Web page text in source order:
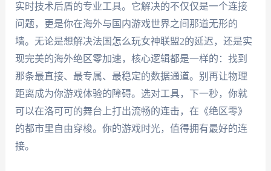
实时技术后盾的专业工具。它解决的不仅仅是一个连接
问题，更是你在海外与国内游戏世界之间那道无形的
墙。无论是想解决法国怎么玩女神联盟2的延迟，还是实
现完美的海外绝区零加速，核心逻辑都是一样的：找到
那条最直接、最专属、最稳定的数据通道。别再让物理
距离成为你游戏体验的障碍。选对工具，下一秒，你就
可以在洛可可的舞台上打出流畅的连击，在《绝区零》
的都市里自由穿梭。你的游戏时光，值得拥有最好的连
接。